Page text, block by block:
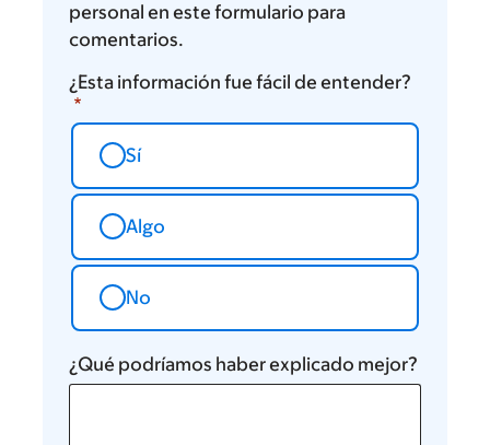
personal en este formulario para
comentarios.
¿Esta información fue fácil de entender?
Sí
Algo
No
¿Qué podríamos haber explicado mejor?